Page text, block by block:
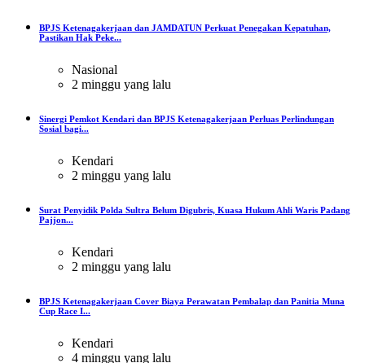
BPJS Ketenagakerjaan dan JAMDATUN Perkuat Penegakan Kepatuhan,
Pastikan Hak Peke...
Nasional
2 minggu yang lalu
Sinergi Pemkot Kendari dan BPJS Ketenagakerjaan Perluas Perlindungan
Sosial bagi...
Kendari
2 minggu yang lalu
Surat Penyidik Polda Sultra Belum Digubris, Kuasa Hukum Ahli Waris Padang
Pajjon...
Kendari
2 minggu yang lalu
BPJS Ketenagakerjaan Cover Biaya Perawatan Pembalap dan Panitia Muna
Cup Race I...
Kendari
4 minggu yang lalu